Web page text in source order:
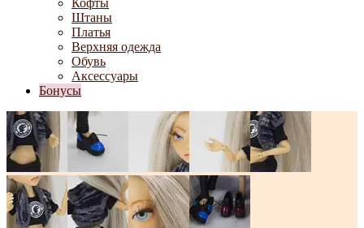
Кофты
Штаны
Платья
Верхняя одежда
Обувь
Аксессуары
Бонусы